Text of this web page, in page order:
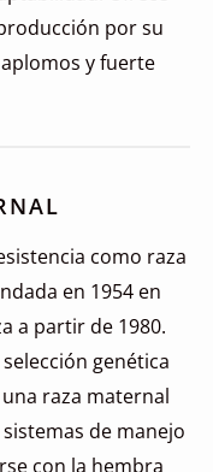
por su
y fuerte
como raza
en 1954 en
a partir de 1980.
genética
raza maternal
de manejo
con la hembra